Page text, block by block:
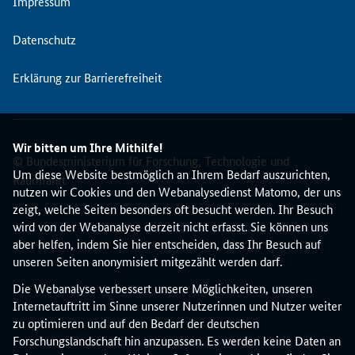
Wir bitten um Ihre Mithilfe!
Um diese Website bestmöglich an Ihrem Bedarf auszurichten,
nutzen wir Cookies und den Webanalysedienst Matomo, der uns
zeigt, welche Seiten besonders oft besucht werden. Ihr Besuch
wird von der Webanalyse derzeit nicht erfasst. Sie können uns
aber helfen, indem Sie hier entscheiden, dass Ihr Besuch auf
unseren Seiten anonymisiert mitgezählt werden darf.
Die Webanalyse verbessert unsere Möglichkeiten, unseren
Internetauftritt im Sinne unserer Nutzerinnen und Nutzer weiter
zu optimieren und auf den Bedarf der deutschen
Forschungslandschaft hin anzupassen. Es werden keine Daten an
n
o
m
t
i
o
n
s
v
e
a
n
s
t
Datenschutz
Erklärung zur Barrierefreiheit
© Bundesministerium für Forschung, Technologie und
Raumfahrt